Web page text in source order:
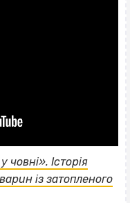
човні». Історія
із затопленого